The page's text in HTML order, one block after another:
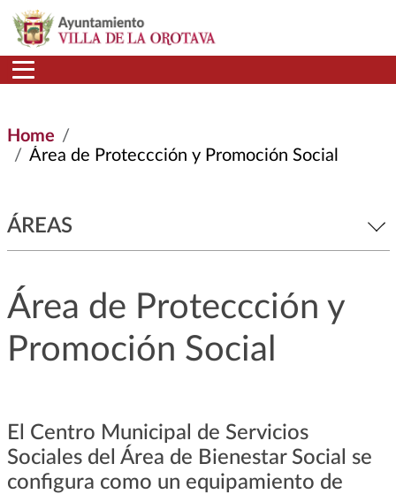
Skip to main content
Home
Área de Proteccción y Promoción Social
ÁREAS
Área de Proteccción y
Promoción Social
El Centro Municipal de Servicios
Sociales del Área de Bienestar Social se
configura como un equipamiento de